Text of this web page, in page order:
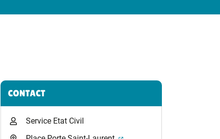
Informations complémentaires
CONTACT
Service Etat Civil